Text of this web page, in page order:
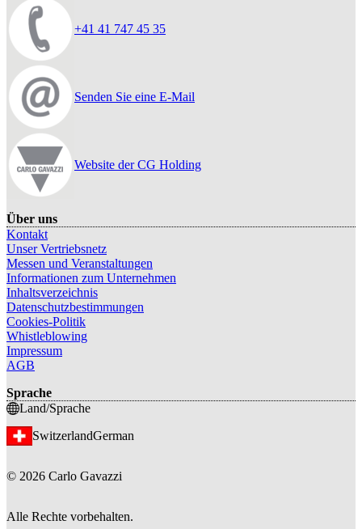
+41 41 747 45 35
Senden Sie eine E-Mail
Website der CG Holding
Über uns
Kontakt
Unser Vertriebsnetz
Messen und Veranstaltungen
Informationen zum Unternehmen
Inhaltsverzeichnis
Datenschutzbestimmungen
Cookies-Politik
Whistleblowing
Impressum
AGB
Sprache
Land/Sprache
SwitzerlandGerman
© 2026 Carlo Gavazzi
Alle Rechte vorbehalten.